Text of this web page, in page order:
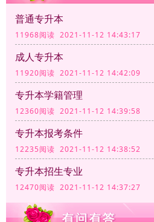
普通专升本
11968阅读 2021-11-12 14:43:17
成人专升本
11920阅读 2021-11-12 14:42:09
专升本学籍管理
12360阅读 2021-11-12 14:39:58
专升本报考条件
12235阅读 2021-11-12 14:38:52
专升本招生专业
12470阅读 2021-11-12 14:37:27